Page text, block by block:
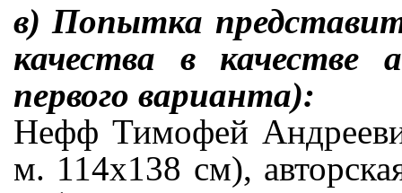
в) Попытка
качества в качестве
первого варианта):
Нефф Тимофей
м. 114х138 см),